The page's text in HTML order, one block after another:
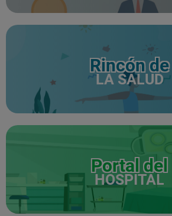
Rincón de
LA SALUD
Portal del
HOSPITAL